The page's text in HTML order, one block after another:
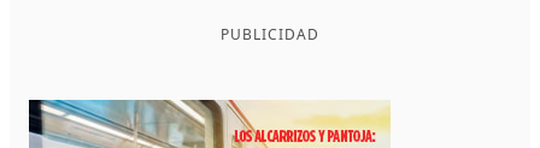
PUBLICIDAD